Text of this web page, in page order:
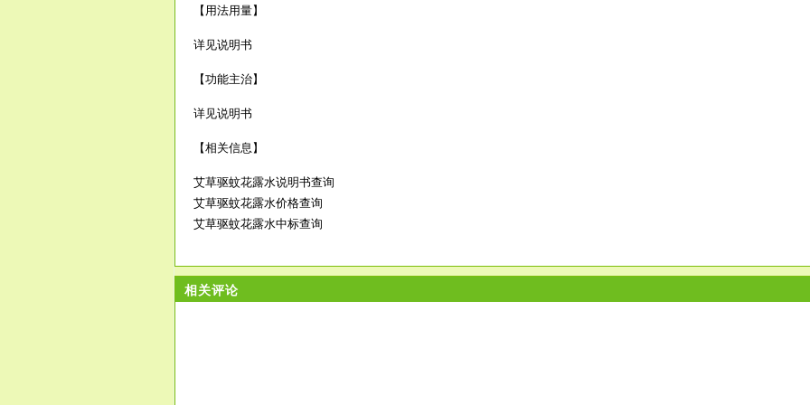
【用法用量】
详见说明书
【功能主治】
详见说明书
【相关信息】
艾草驱蚊花露水说明书查询
艾草驱蚊花露水价格查询
艾草驱蚊花露水中标查询
相关评论